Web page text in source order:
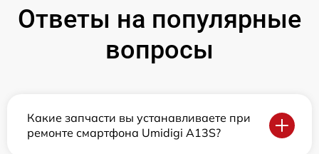
Ответы на популярные
вопросы
Какие запчасти вы устанавливаете при
ремонте смартфона Umidigi A13S?